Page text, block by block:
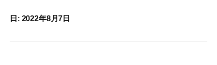
日: 2022年8月7日